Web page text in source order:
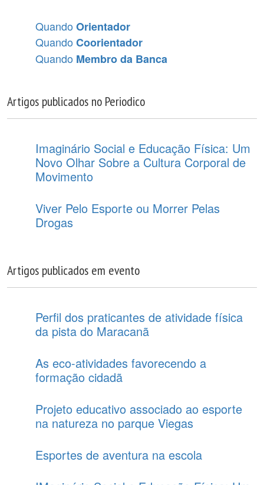
Quando Orientador
Quando Coorientador
Quando Membro da Banca
Artigos publicados no Periodico
Imaginário Social e Educação Física: Um
Novo Olhar Sobre a Cultura Corporal de
Movimento
Viver Pelo Esporte ou Morrer Pelas
Drogas
Artigos publicados em evento
Perfil dos praticantes de atividade física
da pista do Maracanã
As eco-atividades favorecendo a
formação cidadã
Projeto educativo associado ao esporte
na natureza no parque Viegas
Esportes de aventura na escola